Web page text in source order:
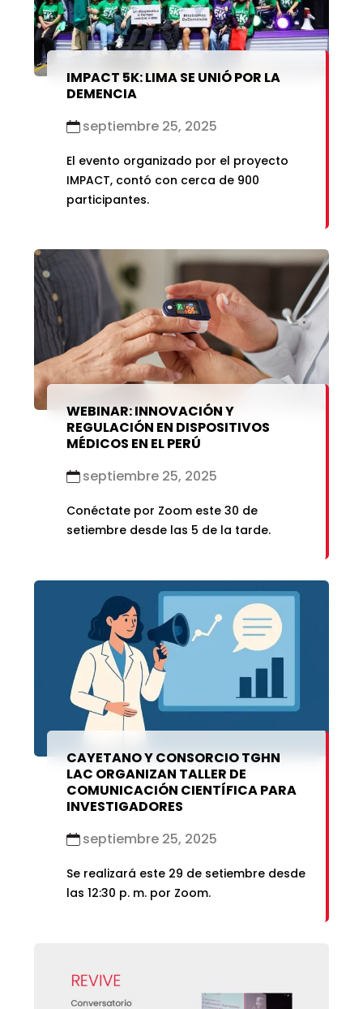
IMPACT 5K: LIMA SE UNIÓ POR LA
DEMENCIA
septiembre 25, 2025
El evento organizado por el proyecto
IMPACT, contó con cerca de 900
participantes.
WEBINAR: INNOVACIÓN Y
REGULACIÓN EN DISPOSITIVOS
MÉDICOS EN EL PERÚ
septiembre 25, 2025
Conéctate por Zoom este 30 de
setiembre desde las 5 de la tarde.
CAYETANO Y CONSORCIO TGHN
LAC ORGANIZAN TALLER DE
COMUNICACIÓN CIENTÍFICA PARA
INVESTIGADORES
septiembre 25, 2025
Se realizará este 29 de setiembre desde
las 12:30 p. m. por Zoom.